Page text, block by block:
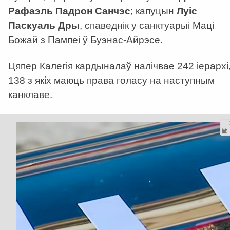
Рафаэль Падрон Санчэс; капуцын Луіс
Паскуаль Дры, спаведнік у санктуарыі Маці
Божай з Пампеі ў Буэнас-Айрэсе.
Цяпер Калегія кардыналаў налічвае 242
138 з якіх маюць права голасу на наступным
канклаве.